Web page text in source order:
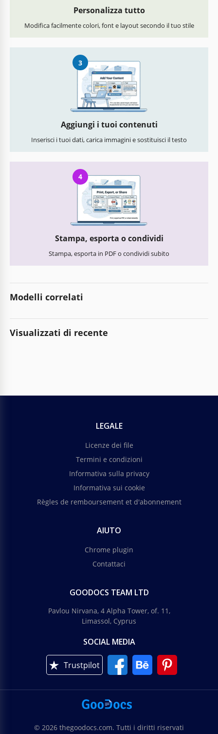
Personalizza tutto
Modifica facilmente colori, font e layout secondo il tuo stile
3
Aggiungi i tuoi contenuti
Inserisci i tuoi dati, carica immagini e sostituisci il testo
4
Stampa, esporta o condividi
Stampa, esporta in PDF o condividi subito
Modelli correlati
Visualizzati di recente
LEGALE
Licenze dei file
Termini e condizioni
Informativa sulla privacy
Informativa sui cookie
Règles de remboursement et d'abonnement
AIUTO
Chrome plugin
Contattaci
GOODOCS TEAM LTD
Pavlou Nirvana, 4 Alpha Tower, of. 11,
Limassol, Cyprus
SOCIAL MEDIA
Trustpilot
© 2026 thegoodocs.com. Tutti i diritti riservati